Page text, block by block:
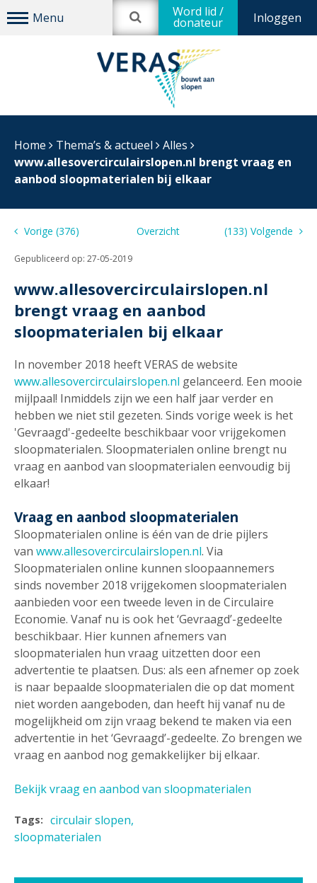
Inloggen
Word lid /
donateur
Home Thema’s & actueel
Alles
www.allesovercirculairslopen.nl brengt vraag en
aanbod sloopmaterialen bij elkaar
Vorige (376) Overzicht (133) Volgende
Gepubliceerd op: 27-05-2019
www.allesovercirculairslopen.nl
brengt vraag en aanbod
sloopmaterialen bij elkaar
In november 2018 heeft VERAS de website
www.allesovercirculairslopen.nl gelanceerd. Een mooie
mijlpaal! Inmiddels zijn we een half jaar verder en
hebben we niet stil gezeten. Sinds vorige week is het
'Gevraagd'-gedeelte beschikbaar voor vrijgekomen
sloopmaterialen. Sloopmaterialen online brengt nu
vraag en aanbod van sloopmaterialen eenvoudig bij
elkaar!
Vraag en aanbod sloopmaterialen
Sloopmaterialen online is één van de drie pijlers
van www.allesovercirculairslopen.nl. Via
Sloopmaterialen online kunnen sloopaannemers
sinds november 2018 vrijgekomen sloopmaterialen
aanbieden voor een tweede leven in de Circulaire
Economie. Vanaf nu is ook het ‘Gevraagd’-gedeelte
beschikbaar. Hier kunnen afnemers van
sloopmaterialen hun vraag uitzetten door een
advertentie te plaatsen. Dus: als een afnemer op zoek
is naar bepaalde sloopmaterialen die op dat moment
niet worden aangeboden, dan heeft hij vanaf nu de
mogelijkheid om zijn vraag bekend te maken via een
advertentie in het ‘Gevraagd’-gedeelte. Zo brengen we
vraag en aanbod nog gemakkelijker bij elkaar.
Bekijk vraag en aanbod van sloopmaterialen
Tags: circulair slopen
sloopmaterialen